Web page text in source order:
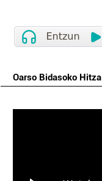
Oarso Bidasoko Hitza